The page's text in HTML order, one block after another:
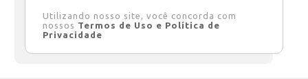
Utilizando nosso site, você concorda com
nossos Termos de Uso e Política de
Privacidade